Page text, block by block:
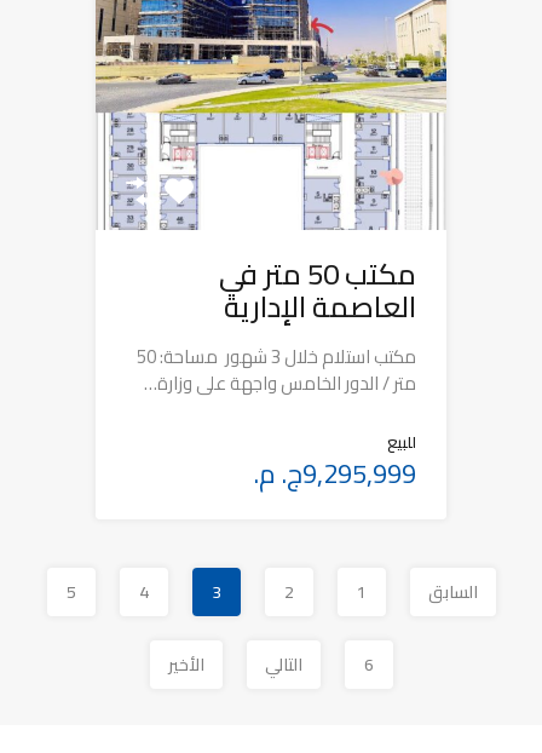
مكتب 50 متر في
العاصمة الإدارية
مكتب استلام خلال 3 شهور مساحة: 50
متر / الدور الخامس واجهة على وزارة…
للبيع
9,295,999ج. م.
السابق 1
2
3
4
5
6 التالي الأخير